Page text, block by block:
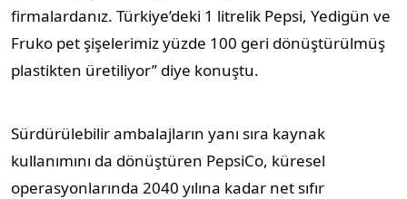
firmalardanız. Türkiye’deki 1 litrelik Pepsi, Yedigün ve
Fruko pet şişelerimiz yüzde 100 geri dönüştürülmüş
plastikten üretiliyor’’ diye konuştu.
Sürdürülebilir ambalajların yanı sıra kaynak
kullanımını da dönüştüren PepsiCo, küresel
operasyonlarında 2040 yılına kadar net sıfır